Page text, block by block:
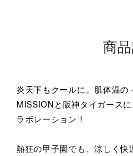
商
炎天下もクールに。肌体温
MISSIONと阪神タイガース
ラボレーション！
熱狂の甲子園でも、涼しく快